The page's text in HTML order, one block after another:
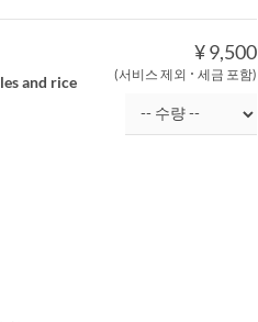
¥ 9,500
(서비스 제외 ･ 세금 포함)
and rice